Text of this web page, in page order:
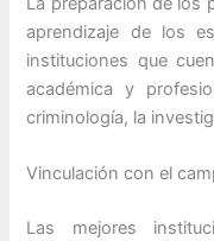
aprendizaje de los
instituciones que
académica y
criminología, la
Vinculación con el
Las mejores